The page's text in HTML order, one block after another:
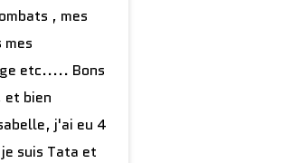
, mes
etc..... Bons
et bien
j'ai eu 4
suis Tata et